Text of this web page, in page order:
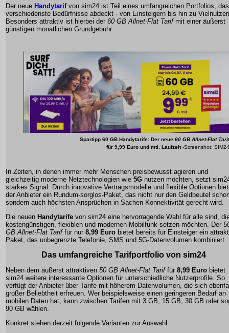
Der neue Handytarifvon sim24 ist Teil eines umfangreichen Portfolios, das
verschiedenste Bedürfnisse abdeckt - von Einsteigern bis hin zu
Besonders attraktiv ist hierbei der 60 GB Allnet-Flat Tarifmit einer äußerst
günstigen monatlichen Grundgebühr.
Spartipp 60 GB Handytarife: Der neue 60 GB Allnet-Flat Tarif
für 9,99 Euro und mtl. Laufzeit-Screenshot: SIM24
In Zeiten, in denen immer mehr Menschen preisbewusst agieren und
gleichzeitig moderne Netztechnologien wie 5G nutzen möchten, setzt
starkes Signal. Durch innovative Vertragsmodelle und flexible Optionen
der Anbieter ein Rundum-sorglos-Paket, das nicht nur den Geldbeutel
sondern auch höchsten Ansprüchen in Sachen Konnektivität gerecht wird.
Die neuen Handytarife von sim24 eine hervorragende Wahl für alle sind,
kostengünstigen, flexiblen und modernen Mobilfunk setzen möchten. Der
GB Allnet-Flat Tariffür nur 8,99 Euro bietet bereits für Einsteiger ein
Paket, das unbegrenzte Telefonie, SMS und 5G-Datenvolumen kombiniert.
Das umfangreiche Tarifportfolio von sim24
Neben dem äußerst attraktiven 50 GB Allnet-Flat Tariffür 8,99 Euro bietet
sim24 weitere interessante Optionen für unterschiedliche Nutzerprofile. So
verfügt der Anbieter über Tarife mit höherem Datenvolumen, die sich
großer Beliebtheit erfreuen. Wer beispielsweise einen geringeren Bedarf an
mobilen Daten hat, kann zwischen Tarifen mit 3 GB, 15 GB, 30 GB oder
90 GB wählen.
Konkret stehen derzeit folgende Varianten zur Auswahl: